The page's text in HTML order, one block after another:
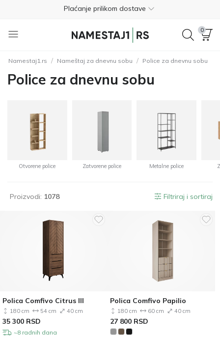
Besplatan povrat 365 dana
+381 11 418 37 65
Besplatna dostava
Plaćanje prilikom dostave
0
Namestaj1.rs / Nameštaj za dnevnu sobu / Police za dnevnu sobu
Police za dnevnu sobu
Otvorene police Zatvorene police Metalne police
Proizvodi: 1078 Filtriraj i sortiraj
Polica Comfivo Citrus III
180 cm 54 cm 40 cm
35 300 RSD
~8 radnih dana
Polica Comfivo Papilio
180 cm 60 cm 40 cm
27 800 RSD